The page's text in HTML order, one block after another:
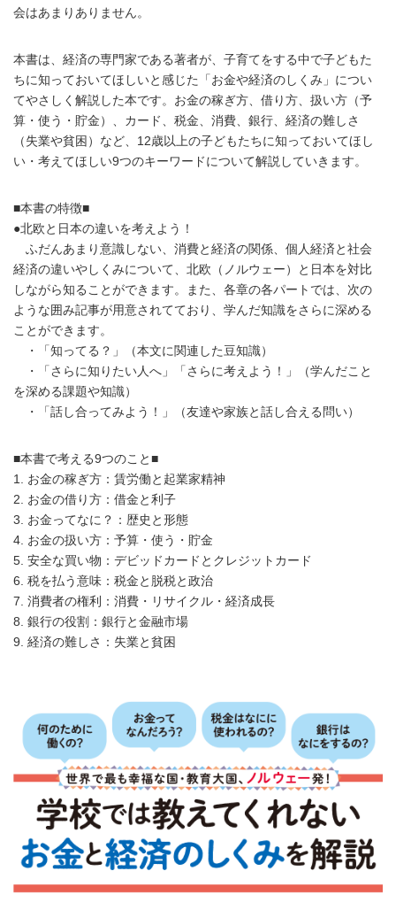
会はあまりありません。
本書は、経済の専門家である著者が、子育てをする中で子どもた
ちに知っておいてほしいと感じた「お金や経済のしくみ」につい
てやさしく解説した本です。お金の稼ぎ方、借り方、扱い方（予
算・使う・貯金）、カード、税金、消費、銀行、経済の難しさ
（失業や貧困）など、12歳以上の子どもたちに知っておいてほし
い・考えてほしい9つのキーワードについて解説していきます。
■本書の特徴■
●北欧と日本の違いを考えよう！
ふだんあまり意識しない、消費と経済の関係、個人経済と社会
経済の違いやしくみについて、北欧（ノルウェー）と日本を対比
しながら知ることができます。また、各章の各パートでは、次の
ような囲み記事が用意されてており、学んだ知識をさらに深める
ことができます。
・「知ってる？」（本文に関連した豆知識）
・「さらに知りたい人へ」「さらに考えよう！」（学んだこと
を深める課題や知識）
・「話し合ってみよう！」（友達や家族と話し合える問い）
■本書で考える9つのこと■
1. お金の稼ぎ方：賃労働と起業家精神
2. お金の借り方：借金と利子
3. お金ってなに？：歴史と形態
4. お金の扱い方：予算・使う・貯金
5. 安全な買い物：デビッドカードとクレジットカード
6. 税を払う意味：税金と脱税と政治
7. 消費者の権利：消費・リサイクル・経済成長
8. 銀行の役割：銀行と金融市場
9. 経済の難しさ：失業と貧困